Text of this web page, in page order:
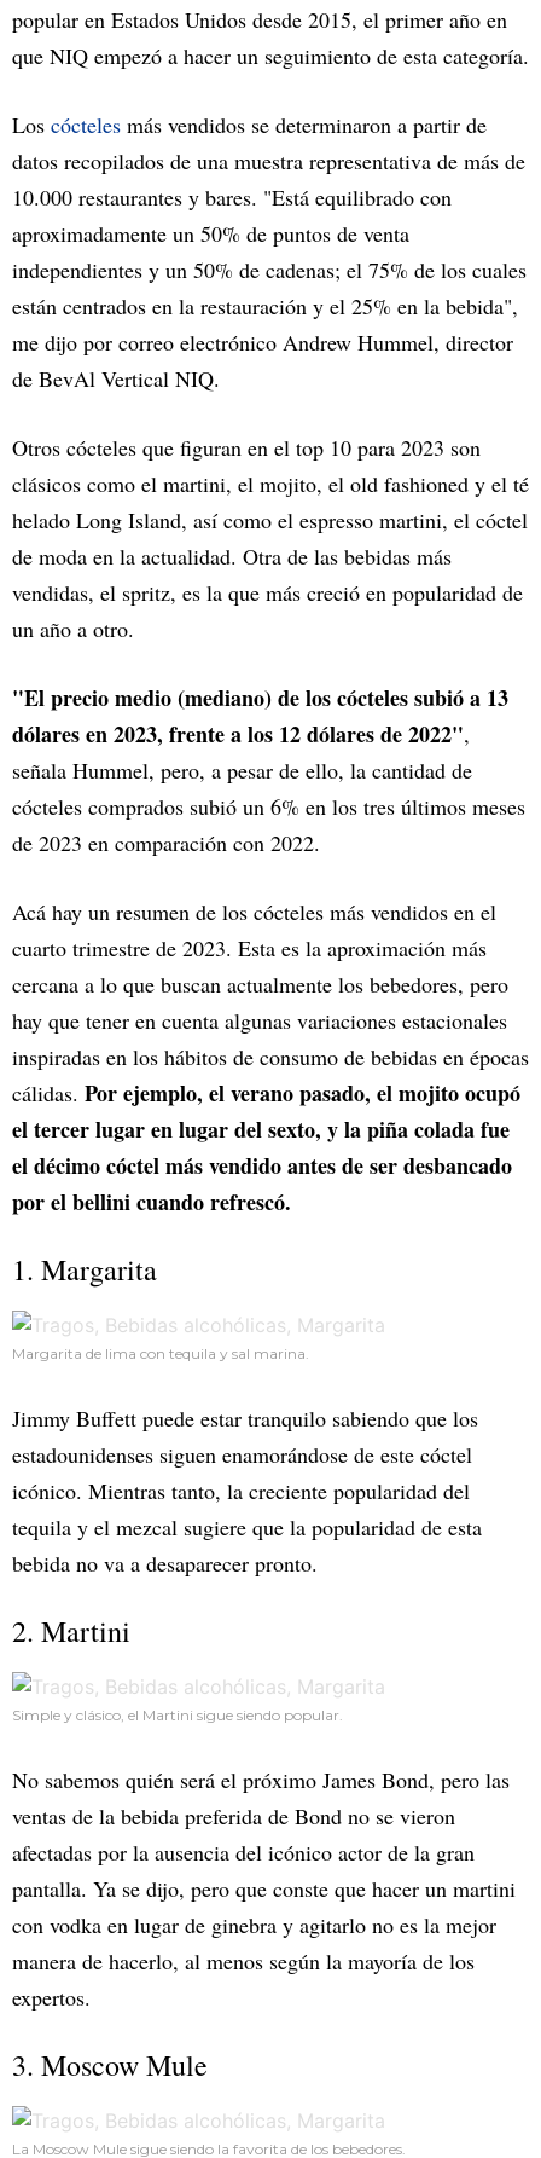
popular en Estados Unidos desde 2015, el primer año en
que NIQ empezó a hacer un seguimiento de esta categoría.
Los cócteles más vendidos se determinaron a partir de
datos recopilados de una muestra representativa de más de
10.000 restaurantes y bares. "Está equilibrado con
aproximadamente un 50% de puntos de venta
independientes y un 50% de cadenas; el 75% de los cuales
están centrados en la restauración y el 25% en la bebida",
me dijo por correo electrónico Andrew Hummel, director
de BevAl Vertical NIQ.
Otros cócteles que figuran en el top 10 para 2023 son
clásicos como el martini, el mojito, el old fashioned y el té
helado Long Island, así como el espresso martini, el cóctel
de moda en la actualidad. Otra de las bebidas más
vendidas, el spritz, es la que más creció en popularidad de
un año a otro.
"El precio medio (mediano) de los cócteles subió a 13
dólares en 2023, frente a los 12 dólares de 2022",
señala Hummel, pero, a pesar de ello, la cantidad de
cócteles comprados subió un 6% en los tres últimos meses
de 2023 en comparación con 2022.
Acá hay un resumen de los cócteles más vendidos en el
cuarto trimestre de 2023. Esta es la aproximación más
cercana a lo que buscan actualmente los bebedores, pero
hay que tener en cuenta algunas variaciones estacionales
inspiradas en los hábitos de consumo de bebidas en épocas
cálidas. Por ejemplo, el verano pasado, el mojito ocupó
el tercer lugar en lugar del sexto, y la piña colada fue
el décimo cóctel más vendido antes de ser desbancado
por el bellini cuando refrescó.
1. Margarita
Margarita de lima con tequila y sal marina.
Jimmy Buffett puede estar tranquilo sabiendo que los
estadounidenses siguen enamorándose de este cóctel
icónico. Mientras tanto, la creciente popularidad del
tequila y el mezcal sugiere que la popularidad de esta
bebida no va a desaparecer pronto.
2. Martini
Simple y clásico, el Martini sigue siendo popular.
No sabemos quién será el próximo James Bond, pero las
ventas de la bebida preferida de Bond no se vieron
afectadas por la ausencia del icónico actor de la gran
pantalla. Ya se dijo, pero que conste que hacer un martini
con vodka en lugar de ginebra y agitarlo no es la mejor
manera de hacerlo, al menos según la mayoría de los
expertos.
3. Moscow Mule
La Moscow Mule sigue siendo la favorita de los bebedores.